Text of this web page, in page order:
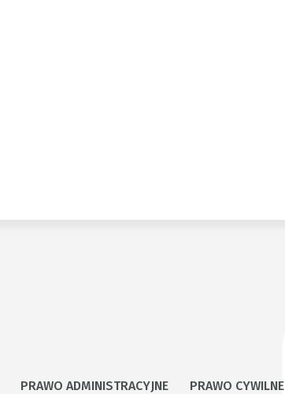
PRAWO ADMINISTRACYJNE PRAWO CYWILNE